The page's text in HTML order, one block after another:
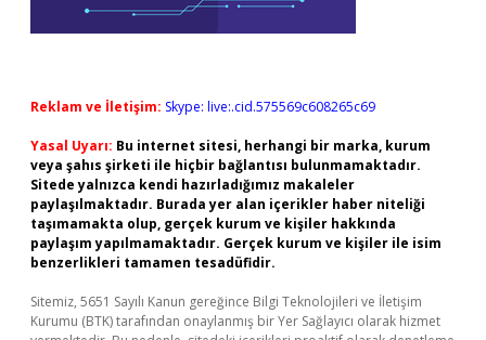
Reklam ve İletişim: Skype: live:.cid.575569c608265c69
Yasal Uyarı: Bu internet sitesi, herhangi bir marka, kurum
veya şahıs şirketi ile hiçbir bağlantısı bulunmamaktadır.
Sitede yalnızca kendi hazırladığımız makaleler
paylaşılmaktadır. Burada yer alan içerikler haber niteliği
taşımamakta olup, gerçek kurum ve kişiler hakkında
paylaşım yapılmamaktadır. Gerçek kurum ve kişiler ile isim
benzerlikleri tamamen tesadüfidir.
Sitemiz, 5651 Sayılı Kanun gereğince Bilgi Teknolojileri ve İletişim
Kurumu (BTK) tarafından onaylanmış bir Yer Sağlayıcı olarak hizmet